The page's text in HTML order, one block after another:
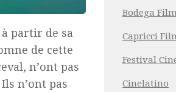
partir de sa
de cette
n’ont pas
n’ont pas
Bodega
Capricci
Festival
Cinelatino